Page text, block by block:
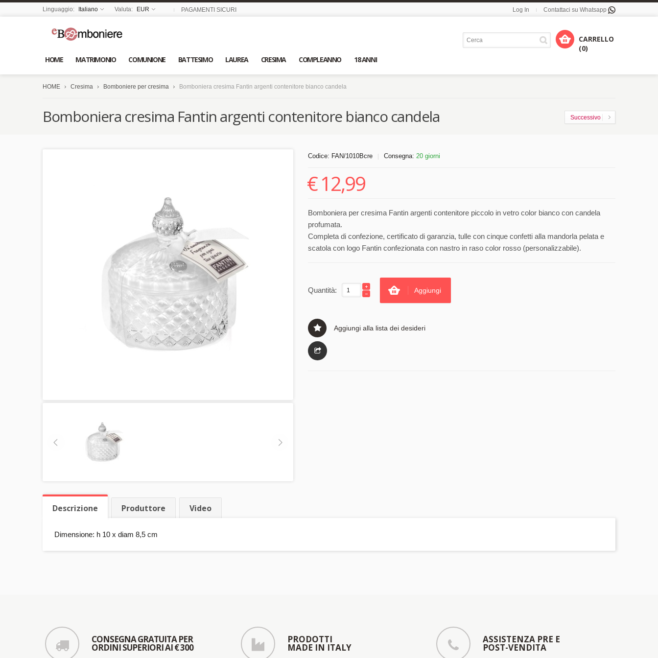
Linguaggio: Italiano Valuta: EUR PAGAMENTI SICURI Log In Contattaci su Whatsapp
HOME MATRIMONIO COMUNIONE BATTESIMO LAUREA CRESIMA COMPLEANNO 18 ANNI
CARRELLO
(0)
HOME Cresima Bomboniere per cresima Bomboniera cresima Fantin argenti contenitore bianco candela
Successivo
Bomboniera cresima Fantin argenti contenitore bianco candela
Codice: FAN/1010Bcre Consegna: 20 giorni
€12,99
Bomboniera per cresima Fantin argenti contenitore piccolo in vetro color bianco con candela
profumata.
Completa di confezione, certificato di garanzia, tulle con cinque confetti alla mandorla pelata e
scatola con logo Fantin confezionata con nastro in raso color rosso (personalizzabile).
Quantità: Aggiungi
Aggiungi alla lista dei desideri
Descrizione Produttore Video
Dimensione: h 10 x diam 8,5 cm
CONSEGNA GRATUITA PER
ORDINI SUPERIORI AI € 300
PRODOTTI
MADE IN ITALY
ASSISTENZA PRE E
POST-VENDITA